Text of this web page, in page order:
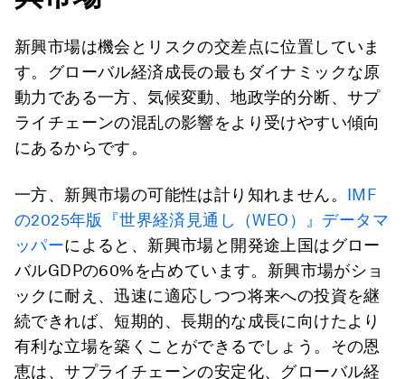
新興市場は機会とリスクの交差点に位置していま
す。グローバル経済成長の最もダイナミックな原
動力である一方、気候変動、地政学的分断、サプ
ライチェーンの混乱の影響をより受けやすい傾向
にあるからです。
一方、新興市場の可能性は計り知れません。 IMF
の2025年版『世界経済見通し（WEO）』データマ
ッパーによると、新興市場と開発途上国はグロー
バルGDPの60%を占めています。新興市場がショ
ックに耐え、迅速に適応しつつ将来への投資を継
続できれば、短期的、長期的な成長に向けたより
有利な立場を築くことができるでしょう。その恩
恵は、サプライチェーンの安定化、グローバル経